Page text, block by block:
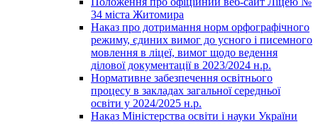
34 міста Житомира
Наказ про дотримання норм орфографічного
режиму, єдиних вимог до усного і писемного
мовлення в ліцеї, вимог щодо ведення
ділової документації в 2023/2024 н.р.
Нормативне забезпечення освітнього
процесу в закладах загальної середньої
освіти у 2024/2025 н.р.
Наказ Міністерства освіти і науки України